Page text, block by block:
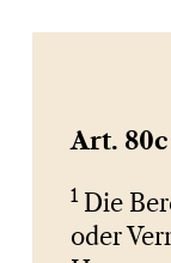
Art.
1 Die
oder